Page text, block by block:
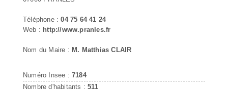
Téléphone :04 75 64 41 24
Web : http://www.pranles.fr
Nom du Maire : M. Matthias CLAIR
Numéro Insee : 7184
Nombre d'habitants :511